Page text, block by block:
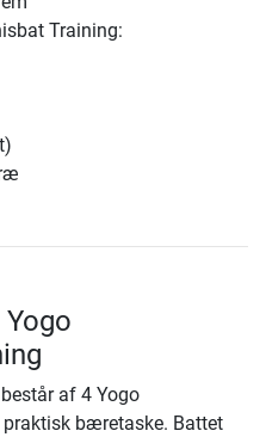
Training:
består af 4 Yogo
bæretaske. Battet